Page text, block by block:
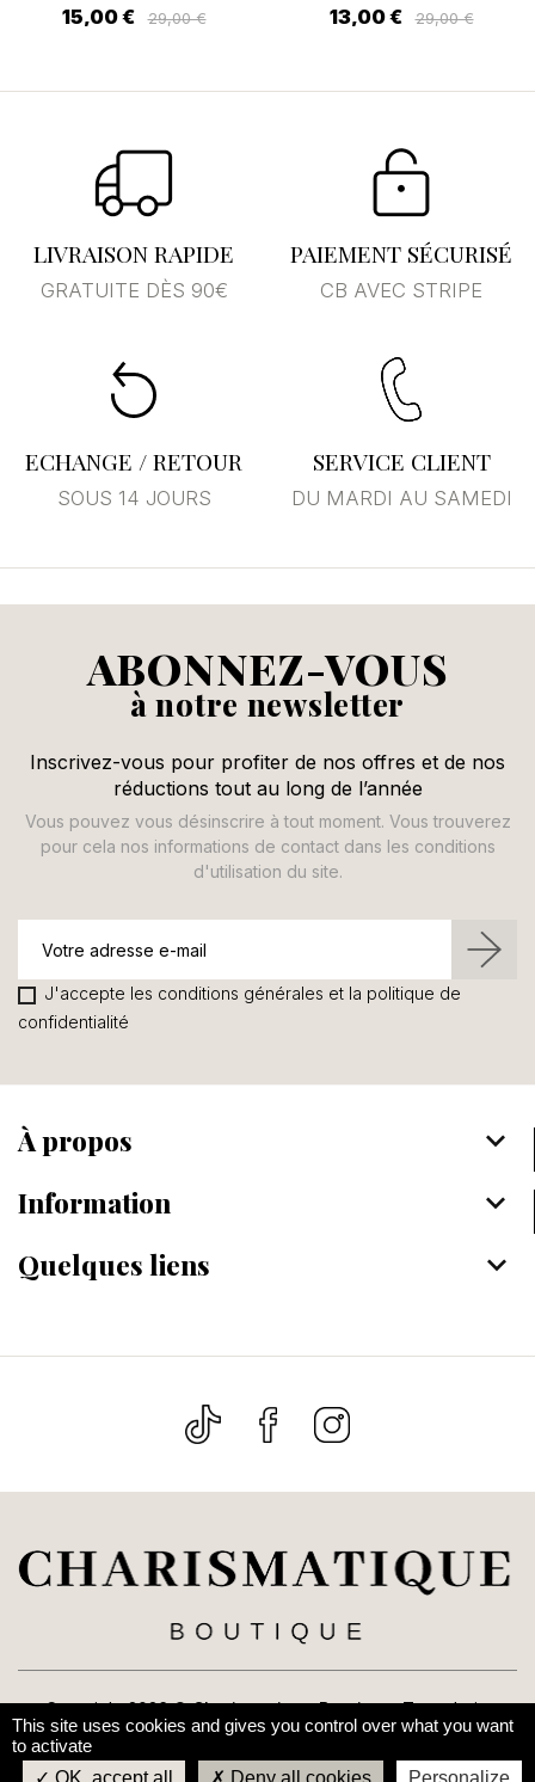
15,00 € 29,00 € 13,00 € 29,00 €
LIVRAISON RAPIDE
GRATUITE DÈS 90€
PAIEMENT SÉCURISÉ
CB AVEC STRIPE
ECHANGE / RETOUR
SOUS 14 JOURS
SERVICE CLIENT
DU MARDI AU SAMEDI
ABONNEZ-VOUS
à notre newsletter
Inscrivez-vous pour profiter de nos offres et de nos
réductions tout au long de l’année
Vous pouvez vous désinscrire à tout moment. Vous trouverez
pour cela nos informations de contact dans les conditions
d'utilisation du site.
J'accepte les conditions générales et la politique de
confidentialité
À propos keyboard_arrow_down
Information keyboard_arrow_down
Quelques liens keyboard_arrow_down
Copyright 2026 ©Charismatique Boutique. Tous droits
réservés. Réalisé parLe Web Nomad
This site uses cookies and gives you control over what you want
to activate
OK, accept all
Deny all cookies Personalize